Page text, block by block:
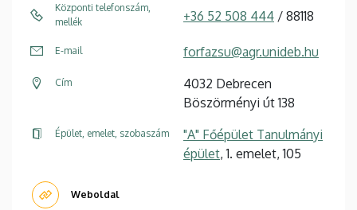
Központi telefonszám,
mellék
+36 52 508 444 / 88118
E-mail forfazsu@agr.unideb.hu
Cím
4032 Debrecen
Böszörményi út 138
Épület, emelet, szobaszám
"A" Főépület Tanulmányi
épület, 1. emelet, 105
Weboldal